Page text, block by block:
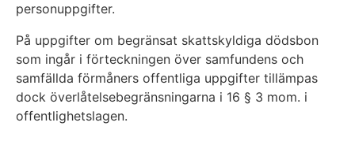
personuppgifter.
På uppgifter om begränsat skattskyldiga dödsbon
som ingår i förteckningen över samfundens och
samfällda förmåners offentliga uppgifter tillämpas
dock överlåtelsebegränsningarna i 16 § 3 mom. i
offentlighetslagen.